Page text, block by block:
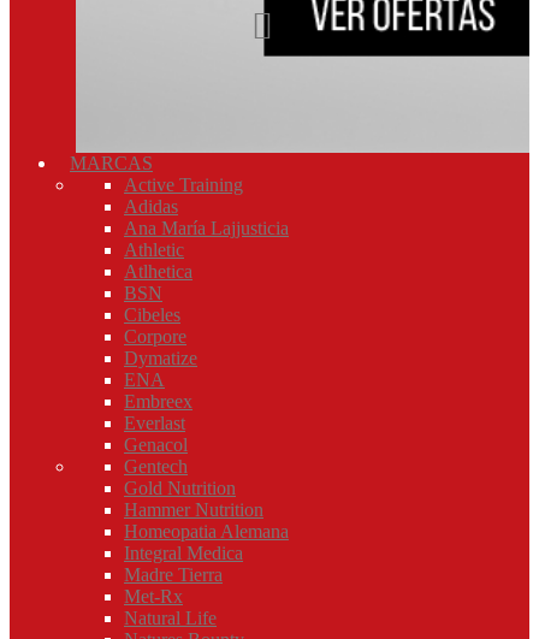
MARCAS
Active Training
Adidas
Ana María Lajjusticia
Athletic
Atlhetica
BSN
Cibeles
Corpore
Dymatize
ENA
Embreex
Everlast
Genacol
Gentech
Gold Nutrition
Hammer Nutrition
Homeopatia Alemana
Integral Medica
Madre Tierra
Met-Rx
Natural Life